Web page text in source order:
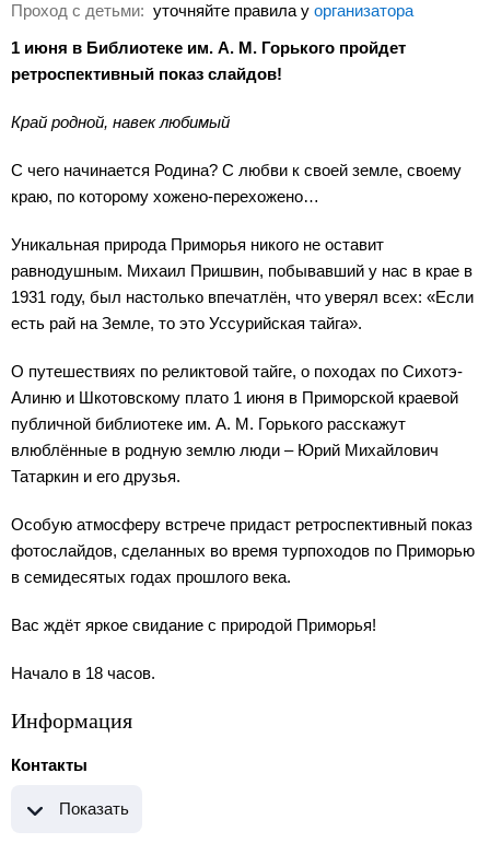
Проход с детьми: уточняйте правила у организатора
1 июня в Библиотеке им. А. М. Горького пройдет
ретроспективный показ слайдов!
Край родной, навек любимый
С чего начинается Родина? С любви к своей земле, своему
краю, по которому хожено-перехожено…
Уникальная природа Приморья никого не оставит
равнодушным. Михаил Пришвин, побывавший у нас в крае в
1931 году, был настолько впечатлён, что уверял всех: «Если
есть рай на Земле, то это Уссурийская тайга».
О путешествиях по реликтовой тайге, о походах по Сихотэ-
Алиню и Шкотовскому плато 1 июня в Приморской краевой
публичной библиотеке им. А. М. Горького расскажут
влюблённые в родную землю люди – Юрий Михайлович
Татаркин и его друзья.
Особую атмосферу встрече придаст ретроспективный показ
фотослайдов, сделанных во время турпоходов по Приморью
в семидесятых годах прошлого века.
Вас ждёт яркое свидание с природой Приморья!
Начало в 18 часов.
Информация
Контакты
Показать